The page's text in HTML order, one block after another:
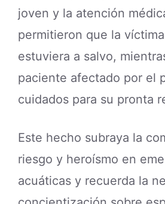
joven y la atención
permitieron que la
estuviera a salvo,
paciente afectado por el
cuidados para su pronta
Este hecho subraya la
riesgo y heroísmo en
acuáticas y recuerda la